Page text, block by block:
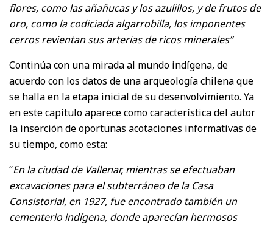
flores, como las añañucas y los azulillos, y de frutos de
oro, como la codiciada algarrobilla, los imponentes
cerros revientan sus arterias de ricos minerales”
Continúa con una mirada al mundo indígena, de
acuerdo con los datos de una arqueología chilena que
se halla en la etapa inicial de su desenvolvimiento. Ya
en este capítulo aparece como característica del autor
la inserción de oportunas acotaciones informativas de
su tiempo, como esta:
“En la ciudad de Vallenar, mientras se efectuaban
excavaciones para el subterráneo de la Casa
Consistorial, en 1927, fue encontrado también un
cementerio indígena, donde aparecían hermosos